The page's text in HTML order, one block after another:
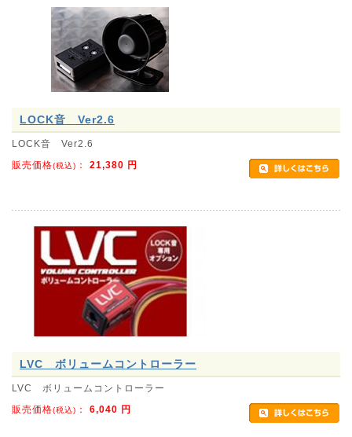
LOCK音 Ver2.6
LOCK音 Ver2.6
販売価格(税込) ： 21,380 円
LVC ボリュームコントローラー
LVC ボリュームコントローラー
販売価格(税込) ： 6,040 円